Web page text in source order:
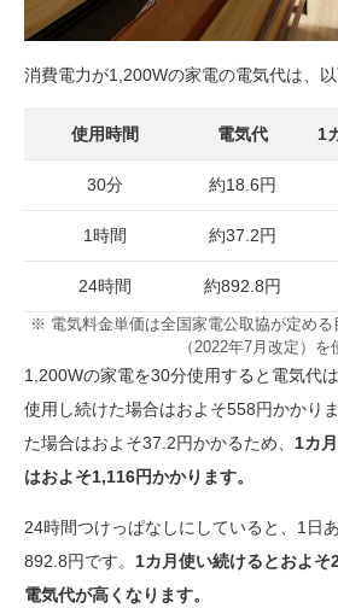
消費電力が1,200Wの家電の電気代は、以
使用時間 電気代 1
30分 約18.6円
1時間 約37.2円
24時間 約892.8円
※ 電気料金単価は全国家電公取協が定める
（2022年7月改定）を
1,200Wの家電を30分使用すると電気代
使用し続けた場合はおよそ558円かかり
た場合はおよそ37.2円かかるため、 1カ
はおよそ1,116円かかります。
24時間つけっぱなしにしていると、1日
892.8円です。 1カ月使い続けるとおよそ
電気代が高くなります。